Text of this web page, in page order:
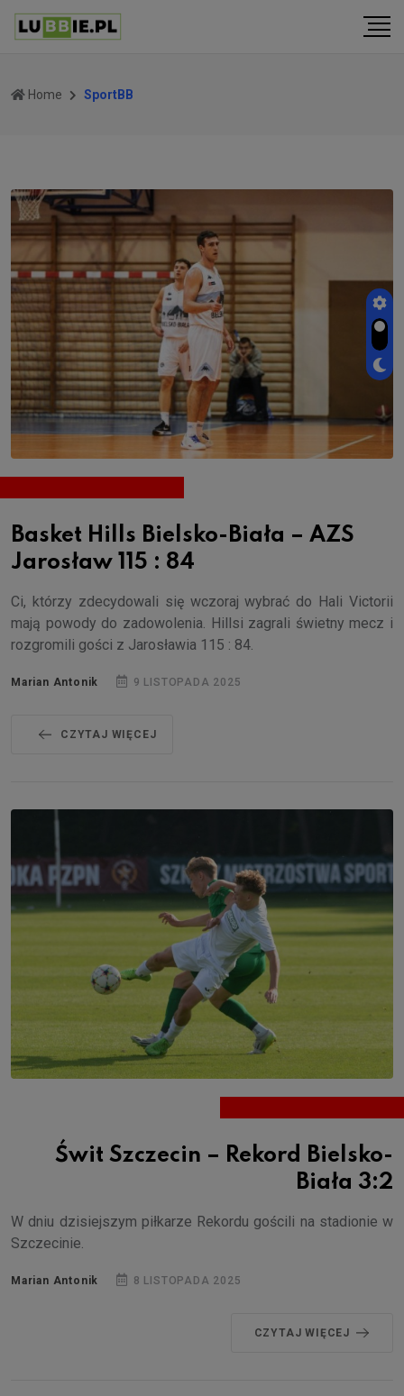
Home SportBB
Basket Hills Bielsko-Biała – AZS
Jarosław 115 : 84
Ci, którzy zdecydowali się wczoraj wybrać do Hali Victorii
mają powody do zadowolenia. Hillsi zagrali świetny mecz i
rozgromili gości z Jarosławia 115 : 84.
Marian Antonik 9 LISTOPADA 2025
CZYTAJ WIĘCEJ
Świt Szczecin – Rekord Bielsko-
Biała 3:2
W dniu dzisiejszym piłkarze Rekordu gościli na stadionie w
Szczecinie.
Marian Antonik 8 LISTOPADA 2025
CZYTAJ WIĘCEJ